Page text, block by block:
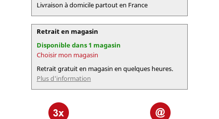
Livraison à domicile partout en France
Retrait en magasin
Disponible dans 1 magasin
Choisir mon magasin
Retrait gratuit en magasin en quelques heures.
Plus d'information